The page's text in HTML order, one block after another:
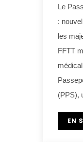
Le
:
les
FFTT
(PPS),
EN